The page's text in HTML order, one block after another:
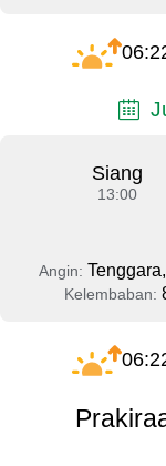
Siang
13:00
Angin:
Kelembaban: